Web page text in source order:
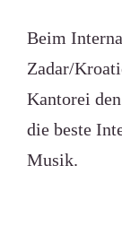
Beim
Zadar/
Kantorei den
die beste
Musik.